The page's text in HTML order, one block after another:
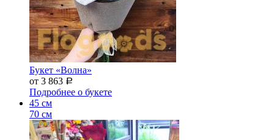
Букет «Волна»
от 3 863 Р
Подробнее о букете
45 см
70 см